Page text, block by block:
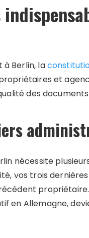
Berlin, la
et
des
nécessite
vos trois
en Allemagne,